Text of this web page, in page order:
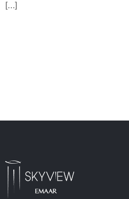
[…]